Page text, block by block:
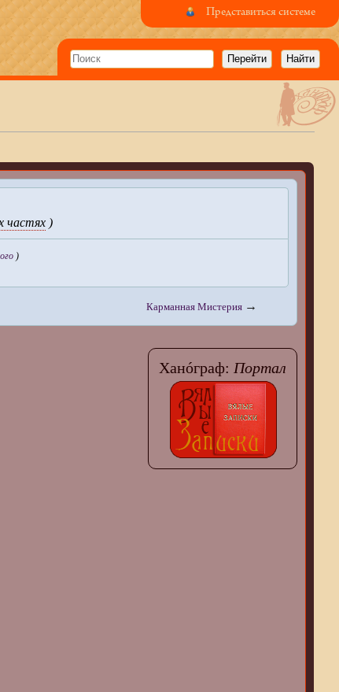
частях)
)
Карманная Мистерия →
Ханóграф: Портал
Представиться системе